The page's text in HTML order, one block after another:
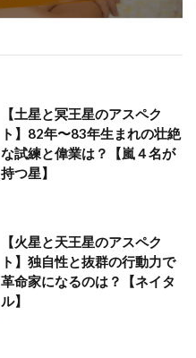
【土星と冥王星のアスペク
ト】82年〜83年生まれの壮絶
な試練と偉業は？【嵐４名が
持つ星】
【火星と天王星のアスペク
ト】独自性と抜群の行動力で
革命家になるのは？【ネイタ
ル】